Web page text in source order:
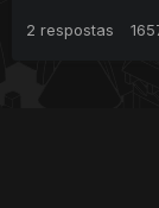
2 respostas